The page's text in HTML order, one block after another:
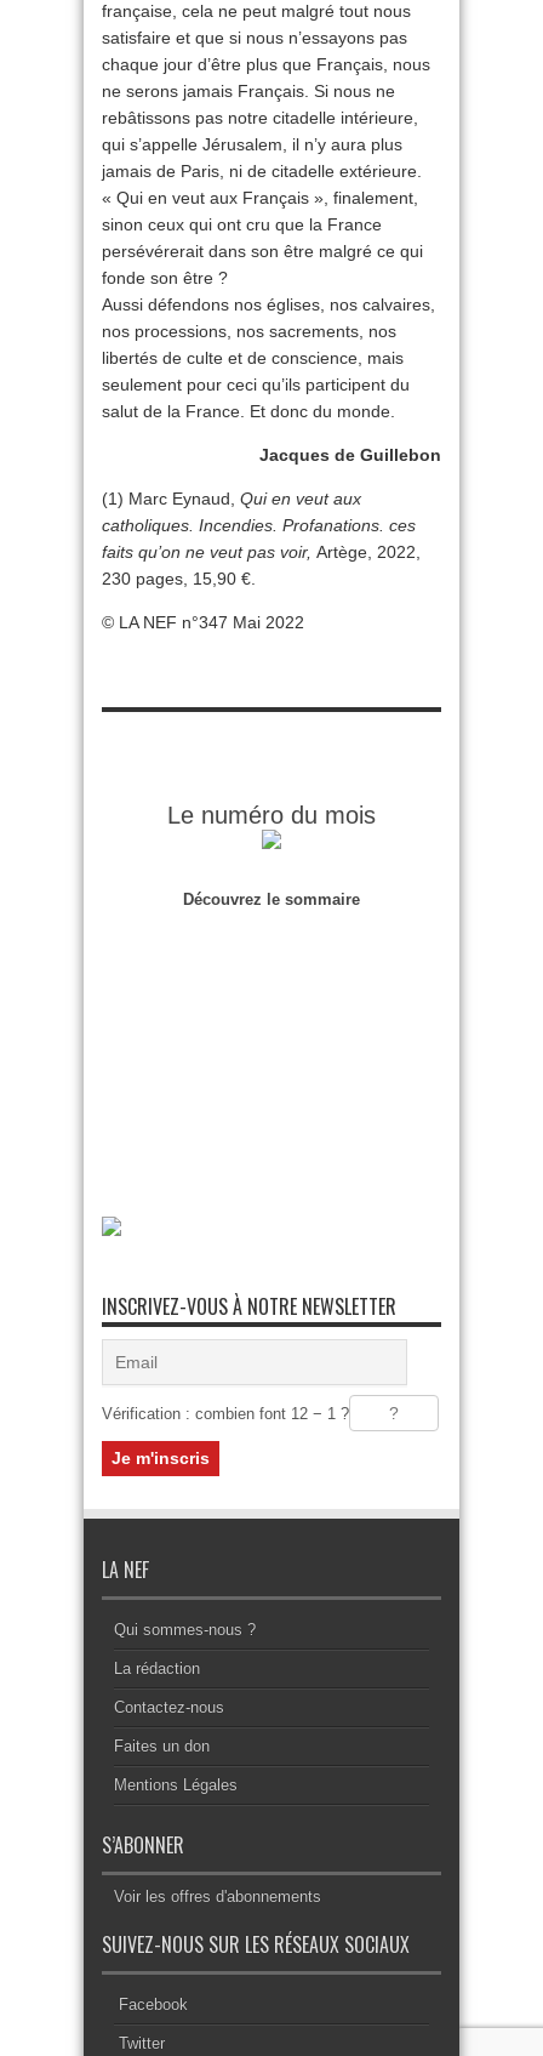
française, cela ne peut malgré tout nous
satisfaire et que si nous n’essayons pas
chaque jour d’être plus que Français, nous
ne serons jamais Français. Si nous ne
rebâtissons pas notre citadelle intérieure,
qui s’appelle Jérusalem, il n’y aura plus
jamais de Paris, ni de citadelle extérieure.
« Qui en veut aux Français », finalement,
sinon ceux qui ont cru que la France
persévérerait dans son être malgré ce qui
fonde son être ?
Aussi défendons nos églises, nos calvaires,
nos processions, nos sacrements, nos
libertés de culte et de conscience, mais
seulement pour ceci qu’ils participent du
salut de la France. Et donc du monde.
Jacques de Guillebon
(1) Marc Eynaud, Qui en veut aux
catholiques. Incendies. Profanations. ces
faits qu’on ne veut pas voir, Artège, 2022,
230 pages, 15,90 €.
© LA NEF n°347 Mai 2022
Le numéro du mois
Découvrez le sommaire
INSCRIVEZ-VOUS À NOTRE NEWSLETTER
Vérification : combien font 12 − 1 ?
LA NEF
Qui sommes-nous ?
La rédaction
Contactez-nous
Faites un don
Mentions Légales
S’ABONNER
Voir les offres d'abonnements
SUIVEZ-NOUS SUR LES RÉSEAUX SOCIAUX
Facebook
Twitter